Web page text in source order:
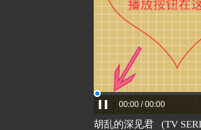
胡乱的深见君 (TV